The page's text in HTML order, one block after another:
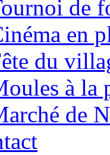
de
en
du
à la
de